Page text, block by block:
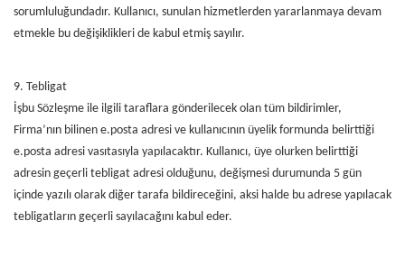
sorumluluğundadır. Kullanıcı, sunulan hizmetlerden yararlanmaya devam
etmekle bu değişiklikleri de kabul etmiş sayılır.
9. Tebligat
İşbu Sözleşme ile ilgili taraflara gönderilecek olan tüm bildirimler,
Firma’nın bilinen e.posta adresi ve kullanıcının üyelik formunda belirttiği
e.posta adresi vasıtasıyla yapılacaktır. Kullanıcı, üye olurken belirttiği
adresin geçerli tebligat adresi olduğunu, değişmesi durumunda 5 gün
içinde yazılı olarak diğer tarafa bildireceğini, aksi halde bu adrese yapılacak
tebligatların geçerli sayılacağını kabul eder.